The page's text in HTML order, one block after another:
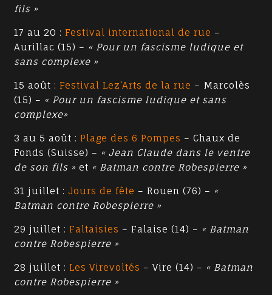
fils »
17 au 20 : Festival international de rue –
Aurillac (15) – « Pour un fascisme ludique et
sans complexe »
15 août : Festival Lez’Arts de la rue – Marcolès
(15) – « Pour un fascisme ludique et sans
complexe»
3 au 5 août : Plage des 6 Pompes – Chaux de
Fonds (Suisse) – « Jean Claude dans le ventre
de son fils »et « Batman contre Robespierre »
31 juillet :Jours de fête – Rouen (76) – «
Batman contre Robespierre »
29 juillet : Faltaisies – Falaise (14) – « Batman
contre Robespierre »
28 juillet : Les Virevoltés – Vire (14) – « Batman
contre Robespierre »